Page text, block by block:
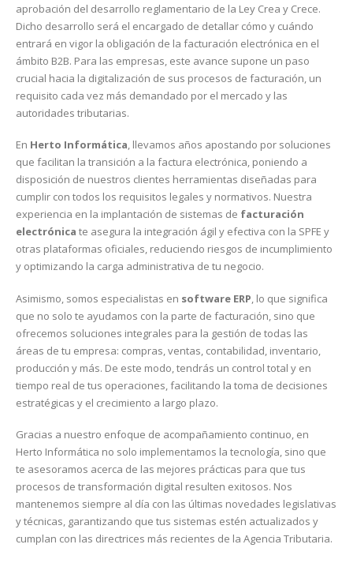
aprobación del desarrollo reglamentario de la Ley Crea y Crece.
Dicho desarrollo será el encargado de detallar cómo y cuándo
entrará en vigor la obligación de la facturación electrónica en el
ámbito B2B. Para las empresas, este avance supone un paso
crucial hacia la digitalización de sus procesos de facturación, un
requisito cada vez más demandado por el mercado y las
autoridades tributarias.
En Herto Informática, llevamos años apostando por soluciones
que facilitan la transición a la factura electrónica, poniendo a
disposición de nuestros clientes herramientas diseñadas para
cumplir con todos los requisitos legales y normativos. Nuestra
experiencia en la implantación de sistemas de facturación
electrónica te asegura la integración ágil y efectiva con la SPFE y
otras plataformas oficiales, reduciendo riesgos de incumplimiento
y optimizando la carga administrativa de tu negocio.
Asimismo, somos especialistas en software ERP, lo que significa
que no solo te ayudamos con la parte de facturación, sino que
ofrecemos soluciones integrales para la gestión de todas las
áreas de tu empresa: compras, ventas, contabilidad, inventario,
producción y más. De este modo, tendrás un control total y en
tiempo real de tus operaciones, facilitando la toma de decisiones
estratégicas y el crecimiento a largo plazo.
Gracias a nuestro enfoque de acompañamiento continuo, en
Herto Informática no solo implementamos la tecnología, sino que
te asesoramos acerca de las mejores prácticas para que tus
procesos de transformación digital resulten exitosos. Nos
mantenemos siempre al día con las últimas novedades legislativas
y técnicas, garantizando que tus sistemas estén actualizados y
cumplan con las directrices más recientes de la Agencia Tributaria.